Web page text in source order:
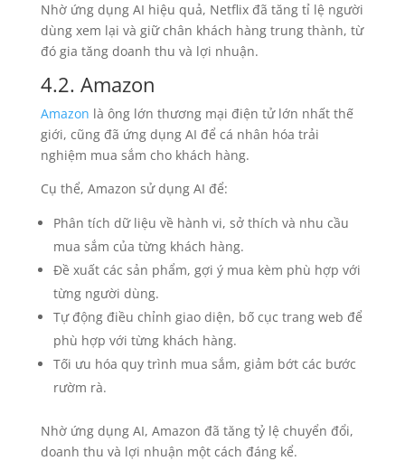
Nhờ ứng dụng AI hiệu quả, Netflix đã tăng tỉ lệ người
dùng xem lại và giữ chân khách hàng trung thành, từ
đó gia tăng doanh thu và lợi nhuận.
4.2. Amazon
Amazon là ông lớn thương mại điện tử lớn nhất thế
giới, cũng đã ứng dụng AI để cá nhân hóa trải
nghiệm mua sắm cho khách hàng.
Cụ thể, Amazon sử dụng AI để:
Phân tích dữ liệu về hành vi, sở thích và nhu cầu
mua sắm của từng khách hàng.
Đề xuất các sản phẩm, gợi ý mua kèm phù hợp với
từng người dùng.
Tự động điều chỉnh giao diện, bố cục trang web để
phù hợp với từng khách hàng.
Tối ưu hóa quy trình mua sắm, giảm bớt các bước
rườm rà.
Nhờ ứng dụng AI, Amazon đã tăng tỷ lệ chuyển đổi,
doanh thu và lợi nhuận một cách đáng kể.